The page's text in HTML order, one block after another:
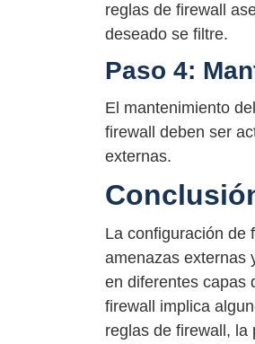
reglas de firewall
deseado se filtre.
Paso 4:
El mantenimiento
firewall deben ser
externas.
La configuración de
amenazas externas
en diferentes capas
firewall implica
reglas de firewall, la